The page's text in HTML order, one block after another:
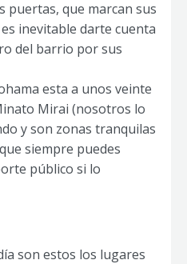
puertas, que marcan sus
inevitable darte cuenta
del barrio por sus
esta a unos veinte
Mirai (nosotros lo
y son zonas tranquilas
siempre puedes
público si lo
son estos los lugares